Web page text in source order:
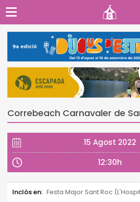
Correbeach Carnavaler de
15 Agost 2022
12:30h
Inclòs en: Festa Major Sant Roc